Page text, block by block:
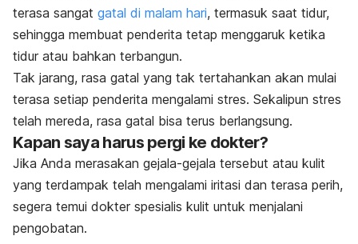
terasa sangat gatal di malam hari, termasuk saat tidur,
sehingga membuat penderita tetap menggaruk ketika
tidur atau bahkan terbangun.
Tak jarang, rasa gatal yang tak tertahankan akan mulai
terasa setiap penderita mengalami stres. Sekalipun stres
telah mereda, rasa gatal bisa terus berlangsung.
Kapan saya harus pergi ke dokter?
Jika Anda merasakan gejala-gejala tersebut atau kulit
yang terdampak telah mengalami iritasi dan terasa perih,
segera temui dokter spesialis kulit untuk menjalani
pengobatan.